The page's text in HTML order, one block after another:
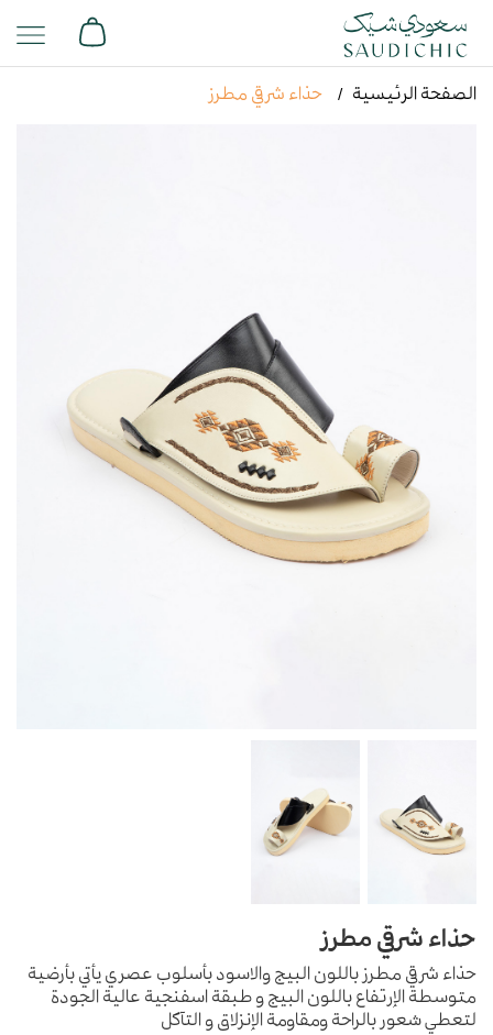
الصفحة الرئيسية حذاء شرقي مطرز
حذاء شرقي مطرز
حذاء شرقي مطرز باللون البيج والاسود بأسلوب عصري يأتي بأرضية
متوسطة الإرتفاع باللون البيج و طبقة اسفنجية عالية الجودة
لتعطي شعور بالراحة ومقاومة الإنزلاق و التآكل